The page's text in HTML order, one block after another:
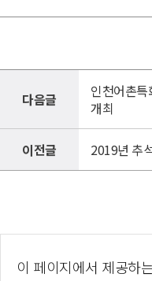
다음글
인천어촌
개최
이전글 2019년 추
이 페이지에서 제공하